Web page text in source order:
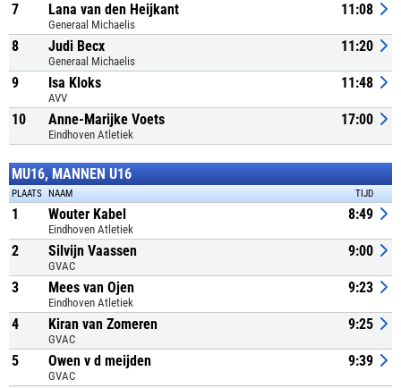
7 Lana van den Heijkant
Generaal Michaelis
11:08
8 Judi Becx
Generaal Michaelis
11:20
9 Isa Kloks
AVV
11:48
10 Anne-Marijke Voets
Eindhoven Atletiek
17:00
MU16, MANNEN U16
PLAATS NAAM TIJD
1 Wouter Kabel
Eindhoven Atletiek
8:49
2 Silvijn Vaassen
GVAC
9:00
3 Mees van Ojen
Eindhoven Atletiek
9:23
4 Kiran van Zomeren
GVAC
9:25
5 Owen v d meijden
GVAC
9:39